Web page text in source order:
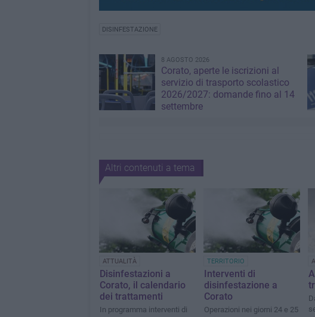
DISINFESTAZIONE
8 AGOSTO 2026
Corato, aperte le iscrizioni al
servizio di trasporto scolastico
2026/2027: domande fino al 14
settembre
Altri contenuti a tema
ATTUALITÀ
Disinfestazioni a
Corato, il calendario
dei trattamenti
In programma interventi di
TERRITORIO
Interventi di
disinfestazione a
Corato
Operazioni nei giorni 24 e 25